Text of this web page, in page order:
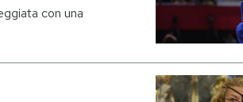
con una